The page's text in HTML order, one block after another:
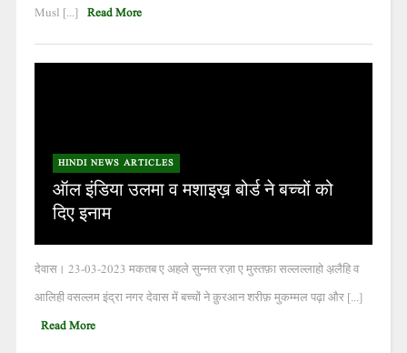
Musl [...] Read More
HINDI NEWS ARTICLES
ऑल इंडिया उलमा व मशाइख़ बोर्ड ने बच्चों को
दिए इनाम
देवास। 23-03-2023 मकतब ए अहले सुन्नत रज़ा ए मुस्तफ़ा सल्लल्लाहो अ़लैहि व
आलिही वसल्लम इंद्रा नगर देवास में बच्चों ने क़ुरआन शरीफ़ मुकम्मल पढ़ा और [...]
Read More